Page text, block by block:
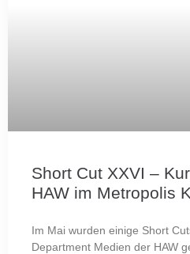
Short Cut XXVI –
HAW im Metropolis
Im Mai wurden einige Short
Department Medien der HAW